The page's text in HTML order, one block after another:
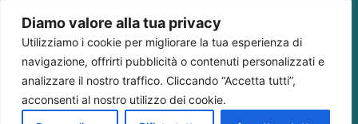
Diamo valore alla tua privacy
Utilizziamo i cookie per migliorare la tua esperienza di
navigazione, offrirti pubblicità o contenuti personalizzati e
analizzare il nostro traffico. Cliccando “Accetta tutti”,
acconsenti al nostro utilizzo dei cookie.
+39 0497164600